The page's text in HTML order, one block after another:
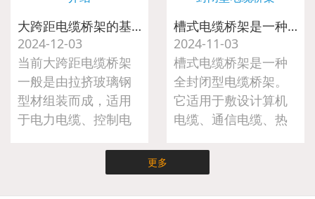
日战争暨世界反法西斯战
争胜利80周年阅兵式直
播。
了“八一”建军节慰问退伍
军人活动。公司总经理亲
自前往车间，为公司的退
伍军人送上节日的诚挚问
候与精心准备的慰问礼
大跨距电缆桥架的基本介绍
2024-12-03
当前大跨距电缆桥架
一般是由拉挤玻璃钢
型材组装而成，适用
于电力电缆、控制电
槽式电缆桥架是一种全封闭型电缆桥架
2024-11-03
槽式电缆桥架是一种
全封闭型电缆桥架。
它适用于敷设计算机
电缆、通信电缆、热
敏系统的控制电缆
等。
更多